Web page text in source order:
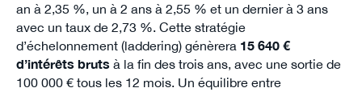
an à 2,35 %, un à 2 ans à 2,55 % et un dernier à 3 ans
avec un taux de 2,73 %. Cette stratégie
d’échelonnement (laddering) génèrera 15 640 €
d’intérêts bruts à la fin des trois ans, avec une sortie de
100 000 € tous les 12 mois. Un équilibre entre